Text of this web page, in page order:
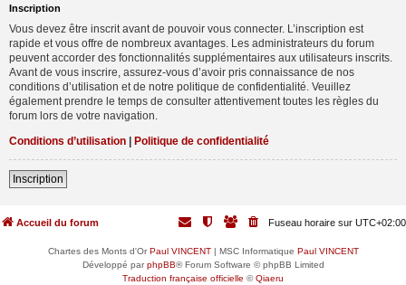
Inscription
Vous devez être inscrit avant de pouvoir vous connecter. L’inscription est
rapide et vous offre de nombreux avantages. Les administrateurs du forum
peuvent accorder des fonctionnalités supplémentaires aux utilisateurs inscrits.
Avant de vous inscrire, assurez-vous d’avoir pris connaissance de nos
conditions d’utilisation et de notre politique de confidentialité. Veuillez
également prendre le temps de consulter attentivement toutes les règles du
forum lors de votre navigation.
Conditions d’utilisation | Politique de confidentialité
Inscription
Accueil du forum Fuseau horaire sur UTC+02:00
Chartes des Monts d'OrPaul VINCENT| MSC Informatique Paul VINCENT
Développé parphpBB® Forum Software © phpBB Limited
Traduction française officielle ©Qiaeru